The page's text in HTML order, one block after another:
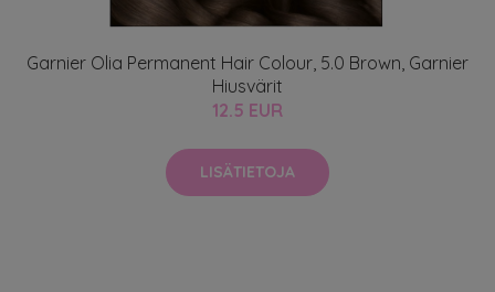
Garnier Olia Permanent Hair Colour, 5.0 Brown, Garnier
Hiusvärit
12.5 EUR
LISÄTIETOJA